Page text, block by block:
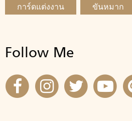
การ์ดแต่งงาน
ขันหมาก
Follow Me